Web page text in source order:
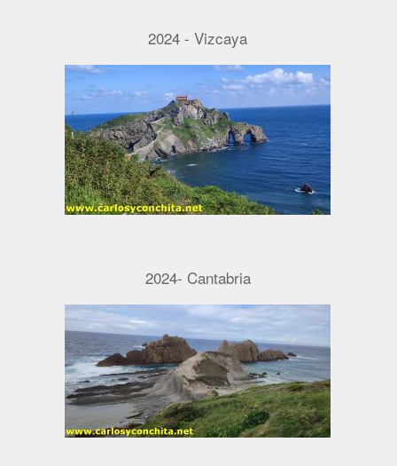
2024 - Vizcaya
2024- Cantabria